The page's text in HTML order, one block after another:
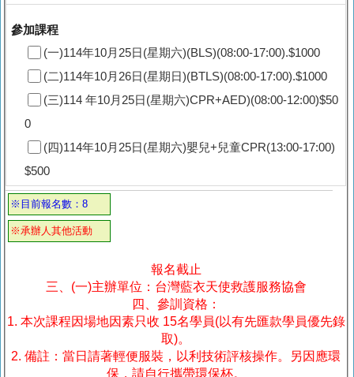
參加課程
(一)114年10月25日(星期六)(BLS)(08:00-17:00).$1000
(二)114年10月26日(星期日)(BTLS)(08:00-17:00).$1000
(三)114 年10月25日(星期六)CPR+AED)(08:00-12:00)$50
0
(四)114年10月25日(星期六)嬰兒+兒童CPR(13:00-17:00)
$500
※目前報名數：8
※承辦人其他活動
報名截止
三、(一)主辦單位：台灣藍衣天使救護服務協會
四、參訓資格：
1. 本次課程因場地因素只收 15名學員(以有先匯款學員優先錄
取)。
2. 備註：當日請著輕便服裝，以利技術評核操作。另因應環
保，請自行攜帶環保杯。